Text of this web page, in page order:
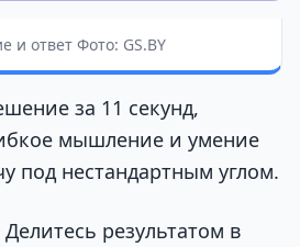
и ответ Фото: GS.BY
за 11 секунд,
мышление и умение
под нестандартным углом.
результатом в